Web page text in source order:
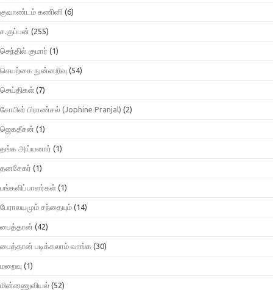
குவாண்டம் கணினி (6)
ச.குப்பன் (255)
செந்தில் குமார் (1)
செயற்கை நுன்னறிவு (54)
செய்திகள் (7)
சோபின் பிராண்சல் (Jophine Pranjal) (2)
ஜெகதீசன் (1)
தங்க அய்யனார் (1)
தனசேகர் (1)
பங்களிப்பாளர்கள் (1)
பேராலயமும் சந்தையும் (14)
பைத்தான் (42)
பைத்தான் படிக்கலாம் வாங்க (30)
மறைவு (1)
மின்னணுவியல் (52)